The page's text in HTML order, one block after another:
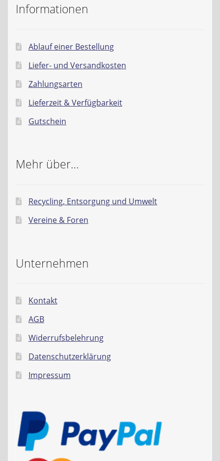
Informationen
Ablauf einer Bestellung
Liefer- und Versandkosten
Zahlungsarten
Lieferzeit & Verfügbarkeit
Gutschein
Mehr über…
Recycling, Entsorgung und Umwelt
Vereine & Foren
Unternehmen
Kontakt
AGB
Widerrufsbelehrung
Datenschutzerklärung
Impressum